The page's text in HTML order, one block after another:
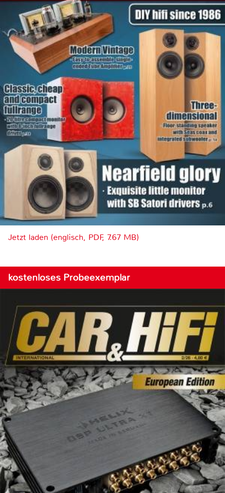
Jetzt laden (englisch, PDF, 7.67 MB)
kostenloses Probeexemplar